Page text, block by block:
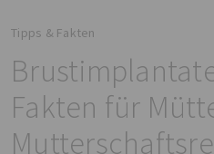
Tipps & Fakten
Fakten für